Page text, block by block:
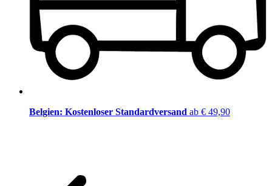
Belgien: Kostenloser Standardversand ab € 49,90